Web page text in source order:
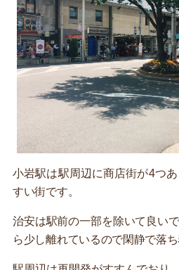
小岩駅は駅周辺に商店街が4つ
すい街です。
治安は駅前の一部を除いて良い
ら少し離れているので閑静で落ち